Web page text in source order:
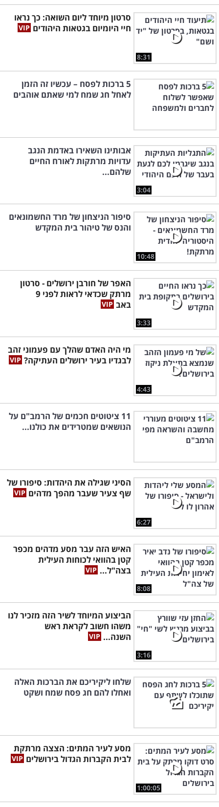
8:31
סרטון מיוחד ליום השואה: כך נראו
חיי היומיום בגטאות היהודים
5 ברכות לפסח – עכשיו זה הזמן
לאחל חג שמח למי שאתם אוהבים
3:04
אבותינו השאירו באדמת הנגב
עדויות מרתקות לאורח החיים
שלהם...
10:48
סיפור הניצחון של מרד החשמונאים
והנס של טיהור בית המקדש
3:33
האפר של חורבן ירושלים - סרטון
מרתק שכדאי לראות לפני 9
באב
4:43
מי היה האדם שהלך עם פעמוני זהב
לבגדיו בעיר ירושלים העתיקה?
11 ציטוטים חכמים של הרמב"ם על
הנושאים שמטרידים את כולנו...
6:27
הסיני שגילה את היהדות: סיפורו של
שף צעיר שעבר מהפך מדהים
8:08
האיש הזה עבר מסע מדהים מכפר
קטן בהוואי לכוחות העילית
בצה"ל...
3:16
הביצוע המיוחד לשיר הזה מזכיר לנו
משהו חשוב לקראת ראש
השנה...
שלחו ליקיריכם את הברכות האלה
ואחלו להם חג פסח שמח ושקט
1:00:05
מסע לעיר המתים: הצצה מרתקת
לבית הקברות הגדול בירושלים